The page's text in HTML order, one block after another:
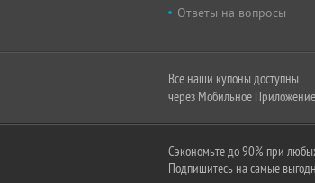
Ответы на вопросы
Все наши купоны доступны
через Мобильное
Сэкономьте до 90% при
Подпишитесь на самые